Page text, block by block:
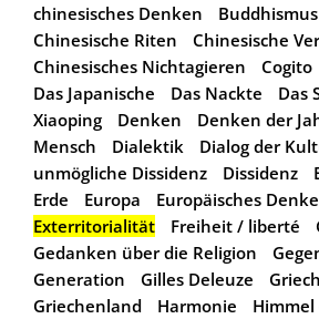
chinesisches Denken
Buddhismus
Chinesische Riten
Chinesische
Chinesisches Nichtagieren
Cogito
Das Japanische
Das Nackte Das
Xiaoping
Denken Denken der
Mensch
Dialektik Dialog der
unmögliche Dissidenz
Dissidenz
Erde
Europa
Europäisches
Exterritorialität
Freiheit / liberté
Gedanken über die Religion
Generation
Gilles Deleuze
Griechenland
Harmonie
Himmel